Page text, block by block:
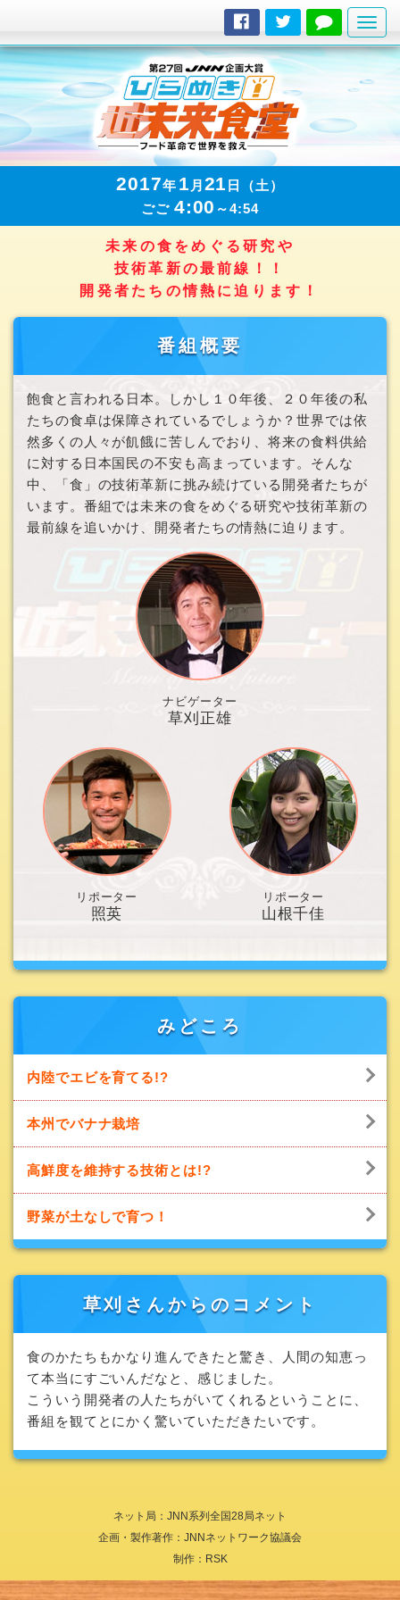
2017年 1 月 21 日（土）
ごご 4:00 ～4:54
未来の食をめぐる研究や
技術革新の最前線！！
開発者たちの情熱に迫ります！
番組概要
飽食と言われる日本。しかし１０年後、２０年後の私
たちの食卓は保障されているでしょうか？世界では依
然多くの人々が飢餓に苦しんでおり、将来の食料供給
に対する日本国民の不安も高まっています。そんな
中、「食」の技術革新に挑み続けている開発者たちが
います。番組では未来の食をめぐる研究や技術革新の
最前線を追いかけ、開発者たちの情熱に迫ります。
ナビゲーター
草刈正雄
リポーター
照英
リポーター
山根千佳
みどころ
内陸でエビを育てる!?
本州でバナナ栽培
高鮮度を維持する技術とは!?
野菜が土なしで育つ！
草刈さんからのコメント
食のかたちもかなり進んできたと驚き、
人間の知恵っ
て本当にすごいんだなと、感じました。
こういう開発者の人たちがいてくれるということに、
番組を観てとにかく驚いていただきたいです。
ネット局：JNN系列全国28局ネット
企画・製作著作：JNNネットワーク協議会
制作：RSK
ナ
ビ